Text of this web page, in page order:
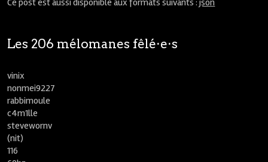
Ce post est aussi disponible aux formats suivants :json
Les 206 mélomanes fêlé⋅e⋅s
vinix
nonmei9227
rabbimoule
c4m1lle
stevewornv
(nit)
116